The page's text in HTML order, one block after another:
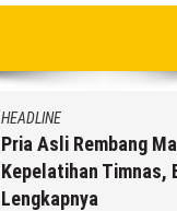
HEADLINE
Pria Asli Rembang
Kepelatihan Timnas,
Lengkapnya